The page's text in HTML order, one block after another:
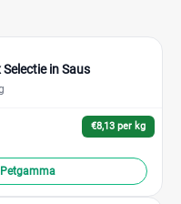
in Saus
€8,13 per kg